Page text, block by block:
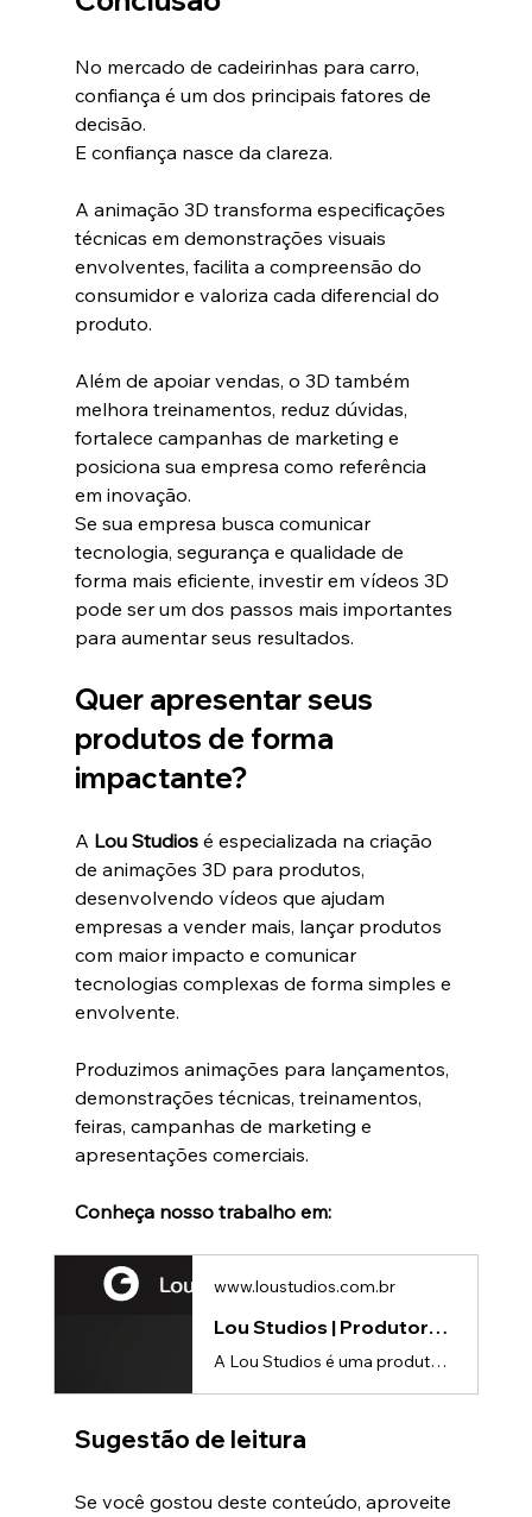
No mercado de cadeirinhas para carro,
confiança é um dos principais fatores de
decisão.
E confiança nasce da clareza.
A animação 3D transforma especificações
técnicas em demonstrações visuais
envolventes, facilita a compreensão do
consumidor e valoriza cada diferencial do
produto.
Além de apoiar vendas, o 3D também
melhora treinamentos, reduz dúvidas,
fortalece campanhas de marketing e
posiciona sua empresa como referência
em inovação.
Se sua empresa busca comunicar
tecnologia, segurança e qualidade de
forma mais eficiente, investir em vídeos 3D
pode ser um dos passos mais importantes
para aumentar seus resultados.
Quer apresentar seus
produtos de forma
impactante?
A Lou Studios é especializada na criação
de animações 3D para produtos,
desenvolvendo vídeos que ajudam
empresas a vender mais, lançar produtos
com maior impacto e comunicar
tecnologias complexas de forma simples e
envolvente.
Produzimos animações para lançamentos,
demonstrações técnicas, treinamentos,
feiras, campanhas de marketing e
apresentações comerciais.
Conheça nosso trabalho em:
www.loustudios.com.br
Lou Studios | Produtora de vídeos
A Lou Studios é uma produtora de vídeos, especializada em animações 3D para lançamento de produtos.
Sugestão de leitura
Se você gostou deste conteúdo, aproveite